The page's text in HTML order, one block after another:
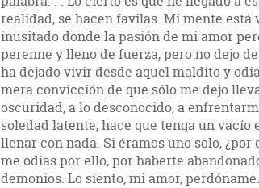
realidad, se hacen favilas. Mi mente
inusitado donde la pasión de mi amor
perenne y lleno de fuerza, pero no dejo
ha dejado vivir desde aquel maldito y
mera convicción de que sólo me dejo
oscuridad, a lo desconocido, a
soledad latente, hace que tenga un vacío
llenar con nada. Si éramos uno solo,
me odias por ello, por haberte
demonios. Lo siento, mi amor,